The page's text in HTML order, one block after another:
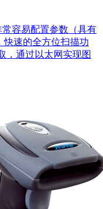
容易配置参数（具有
快速的全方位扫描功
，通过以太网实现图